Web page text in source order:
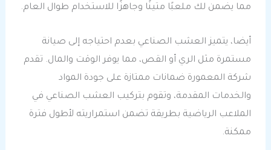
مما يضمن لك ملعبًا متينًا وجاهزًا للاستخدام طوال العام.
أيضا، يتميز العشب الصناعي بعدم احتياجه إلى صيانة
مستمرة مثل الري أو القص، مما يوفر الوقت والمال. تقدم
شركة المعمورة ضمانات ممتازة على جودة المواد
والخدمات المقدمة، وتقوم بتركيب العشب الصناعي في
الملاعب الرياضية بطريقة تضمن استمراريته لأطول فترة
ممكنة.